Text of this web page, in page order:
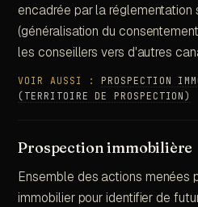
encadrée par la réglementation
(généralisation du
les conseillers vers d'autres
VOIR AUSSI : PROSPECTION
(TERRITOIRE DE PROSPECTION)
Prospection immobilière
Ensemble des actions menées
immobilier pour identifier de